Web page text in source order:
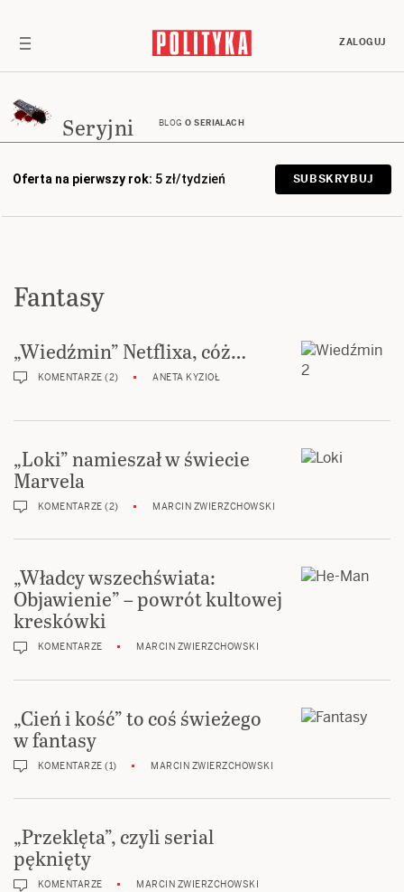
ZALOGUJ
Seryjni BLOG O SERIALACH
Oferta na pierwszy rok: 5 zł/tydzień SUBSKRYBUJ
Fantasy
„Wiedźmin” Netflixa, cóż…
KOMENTARZE (2) ANETA KYZIOŁ
„Loki” namieszał w świecie
Marvela
KOMENTARZE (2) MARCIN ZWIERZCHOWSKI
„Władcy wszechświata:
Objawienie” – powrót kultowej
kreskówki
KOMENTARZE MARCIN ZWIERZCHOWSKI
„Cień i kość” to coś świeżego
w fantasy
KOMENTARZE (1) MARCIN ZWIERZCHOWSKI
„Przeklęta”, czyli serial
pęknięty
KOMENTARZE MARCIN ZWIERZCHOWSKI